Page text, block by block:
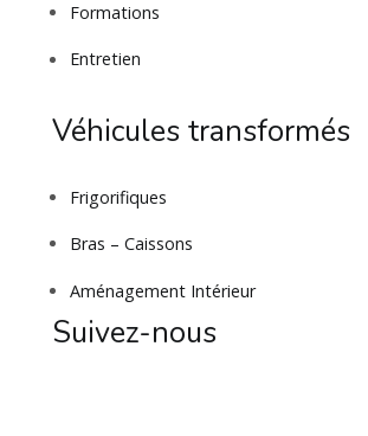
Formations
Entretien
Véhicules transformés
Frigorifiques
Bras – Caissons
Aménagement Intérieur
Suivez-nous